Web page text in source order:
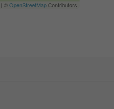
| ©OpenStreetMapContributors